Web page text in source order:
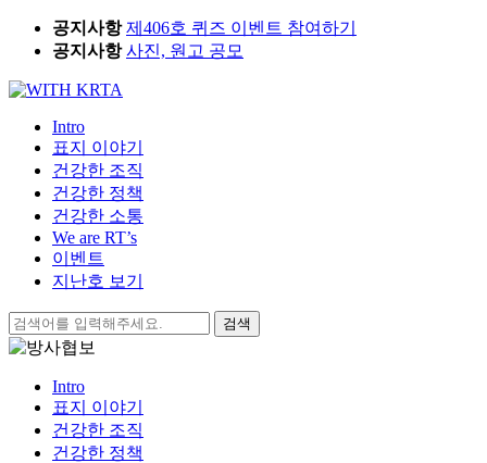
Skip
content
공지사항 제406호 퀴즈 이벤트 참여하기
공지사항 사진, 원고 공모
Intro
표지 이야기
건강한 조직
건강한 정책
건강한 소통
We are RT’s
이벤트
지난호 보기
검
색:
Intro
표지 이야기
건강한 조직
건강한 정책